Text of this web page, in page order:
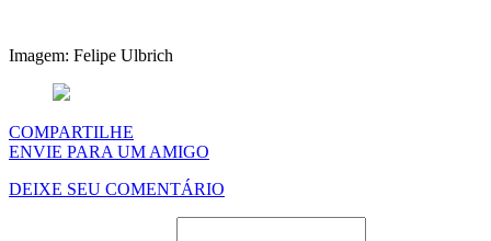
Imagem: Felipe Ulbrich
COMPARTILHE
ENVIE PARA UM AMIGO
DEIXE SEU COMENTÁRIO